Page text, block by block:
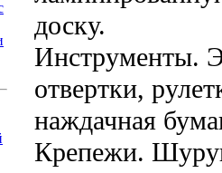
доску.
Инструменты.
отвертки,
наждачная
Крепежи.